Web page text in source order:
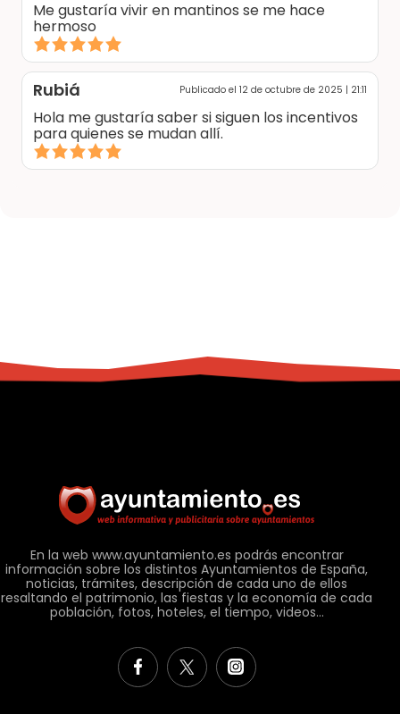
Me gustaría vivir en mantinos se me hace
hermoso
Rubiá Publicado el 12 de octubre de 2025 | 21:11
Hola me gustaría saber si siguen los incentivos
para quienes se mudan allí.
En la web www.ayuntamiento.es podrás encontrar
información sobre los distintos Ayuntamientos de España,
noticias, trámites, descripción de cada uno de ellos
resaltando el patrimonio, las fiestas y la economía de cada
población, fotos, hoteles, el tiempo, videos...